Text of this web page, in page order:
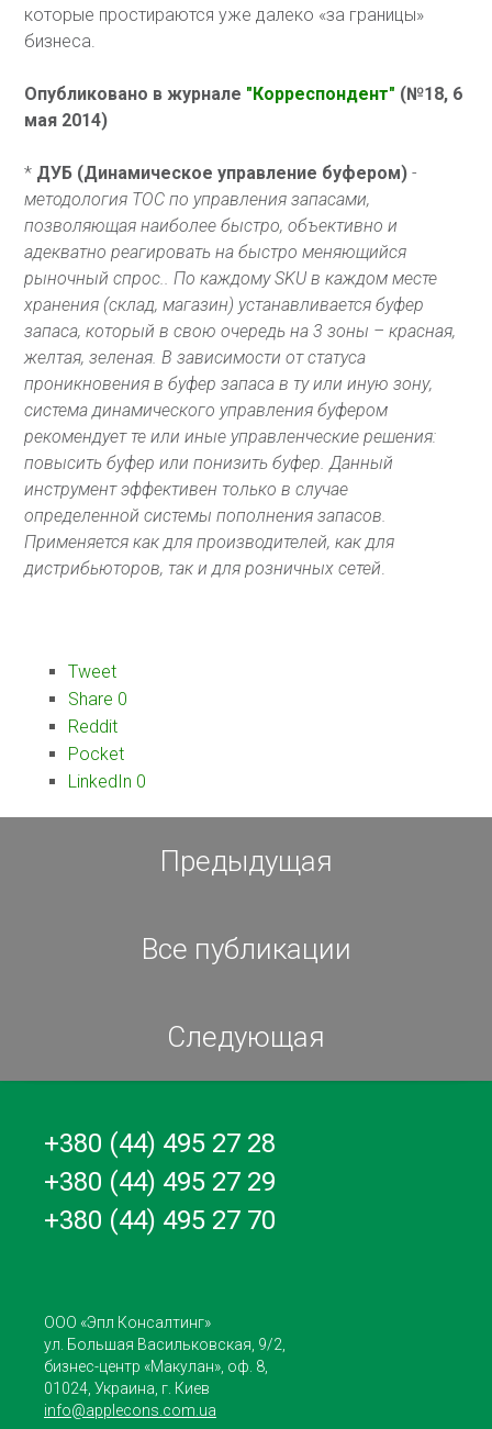
которые простираются уже далеко «за границы»
бизнеса.
Опубликовано в журнале "Корреспондент" (№18, 6
мая 2014)
* ДУБ (Динамическое управление буфером) -
методология ТОС по управления запасами,
позволяющая наиболее быстро, объективно и
адекватно реагировать на быстро меняющийся
рыночный спрос.. По каждому SKU в каждом месте
хранения (склад, магазин) устанавливается буфер
запаса, который в свою очередь на 3 зоны – красная,
желтая, зеленая. В зависимости от статуса
проникновения в буфер запаса в ту или иную зону,
система динамического управления буфером
рекомендует те или иные управленческие решения:
повысить буфер или понизить буфер. Данный
инструмент эффективен только в случае
определенной системы пополнения запасов.
Применяется как для производителей, как для
дистрибьюторов, так и для розничных сетей.
Tweet
Share 0
Reddit
Pocket
LinkedIn 0
Предыдущая
Все публикации
Следующая
+380 (44) 495 27 28
+380 (44) 495 27 29
+380 (44) 495 27 70
ООО «Эпл Консалтинг»
ул. Большая Васильковская, 9/2,
бизнес-центр «Макулан», оф. 8,
01024, Украина, г. Киев
info@applecons.com.ua